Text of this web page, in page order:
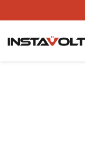
Ver outra localização